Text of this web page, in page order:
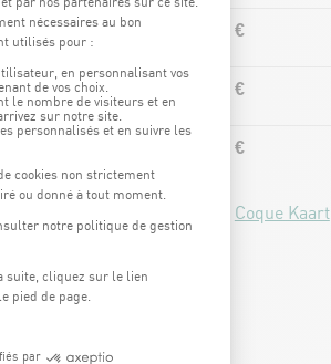
13,00 €
13,00 €
13,00 €
Coque Kaart